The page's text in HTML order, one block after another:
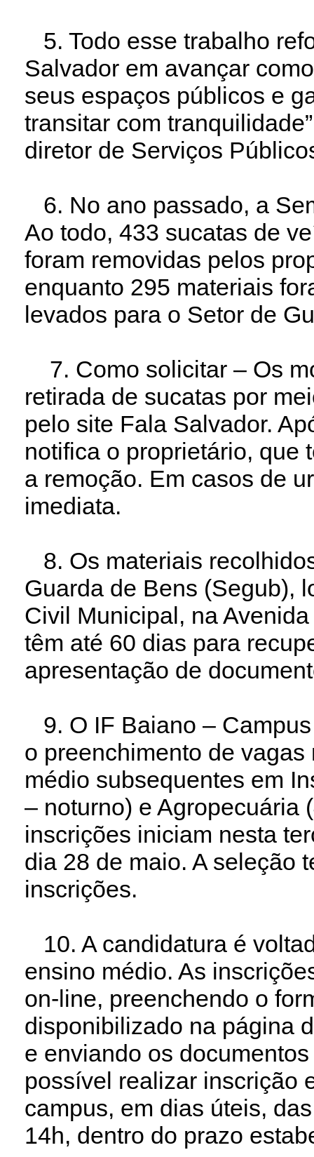
5. Todo esse trabalho
Salvador em avançar
seus espaços públicos e
transitar com
diretor de Serviços
6. No ano passado, a
Ao todo, 433 sucatas de
foram removidas pelos
enquanto 295 materiais
levados para o Setor de
7. Como solicitar – Os
retirada de sucatas por
pelo site Fala Salvador.
notifica o proprietário, que
a remoção. Em casos de
imediata.
8. Os materiais
Guarda de Bens (Segub),
Civil Municipal, na
têm até 60 dias para
apresentação de
9. O IF Baiano –
o preenchimento de
médio subsequentes em
– noturno) e Agropecuária
inscrições iniciam nesta
dia 28 de maio. A seleção
inscrições.
10. A candidatura é
ensino médio. As
on-line, preenchendo o
disponibilizado na página
e enviando os
possível realizar inscrição
campus, em dias úteis,
14h, dentro do prazo